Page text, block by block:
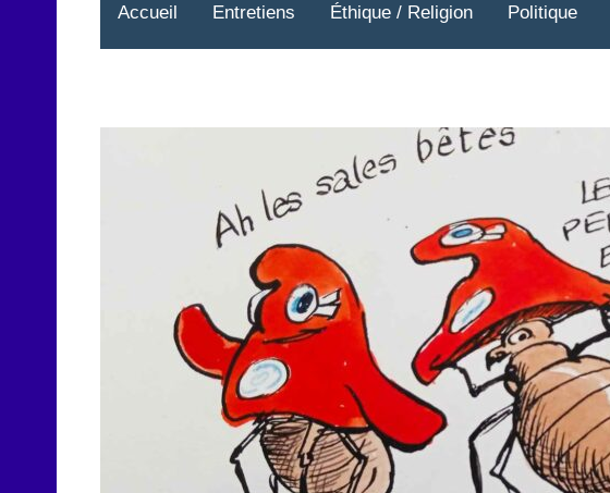
Accueil Entretiens Éthique / Religion Politique